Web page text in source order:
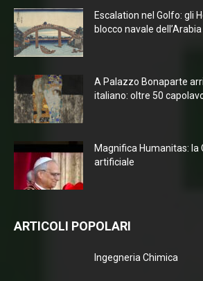
Escalation nel Golfo: gli
blocco navale
A Palazzo Bonaparte
italiano: oltre 50
Magnifica Humanitas: la
artificiale
ARTICOLI POPOLARI
Ingegneria Chimica